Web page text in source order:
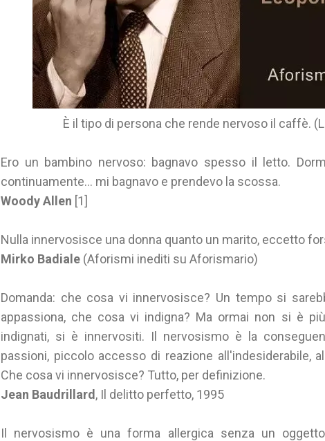
È il tipo di persona che rende nervoso il caffè.
Ero un bambino nervoso: bagnavo spesso il letto.
continuamente… mi bagnavo e prendevo la scossa.
Woody Allen [1]
Nulla innervosisce una donna quanto un marito, eccetto
Mirko Badiale (Aforismi inediti su Aforismario)
Domanda: che cosa vi innervosisce? Un tempo si
appassiona, che cosa vi indigna? Ma ormai non si è
indignati, si è innervositi. Il nervosismo è la
passioni, piccolo accesso di reazione all'indesiderabile,
Che cosa vi innervosisce? Tutto, per definizione.
Jean Baudrillard , Il delitto perfetto, 1995
Il nervosismo è una forma allergica senza un oggetto